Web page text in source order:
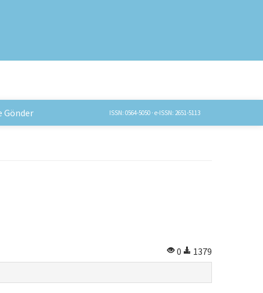
Gönder ISSN: 0564-5050 · e-ISSN: 2651-5113
0
1379